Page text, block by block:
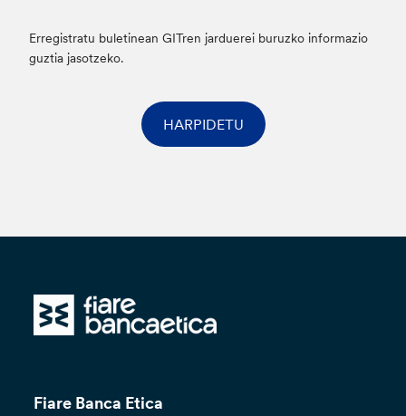
Erregistratu buletinean GITren jarduerei buruzko informazio
guztia jasotzeko.
HARPIDETU
Fiare Banca Etica